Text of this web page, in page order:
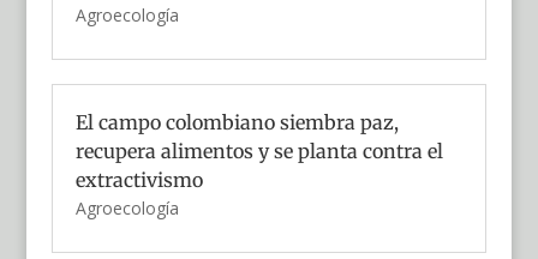
Agroecología
El campo colombiano siembra paz,
recupera alimentos y se planta contra el
extractivismo
Agroecología